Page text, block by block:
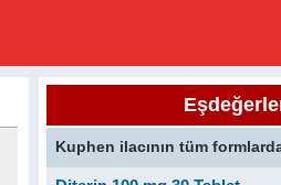
Kuphen ilacının tüm